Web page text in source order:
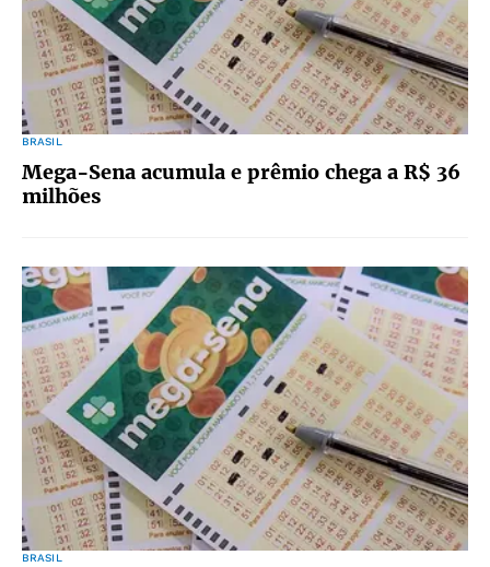
BRASIL
Mega-Sena acumula e prêmio chega a R$ 36
milhões
BRASIL